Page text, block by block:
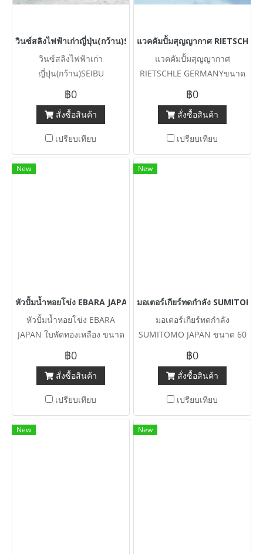
วินซ์สลิงไฟฟ้าเก่าญี่ปุ่น(กว้าน)SEIBU JAPANขนาด 1500 kg ทำไฟใ
วินซ์สลิงไฟฟ้าเก่า
ญี่ปุ่น(กว้าน)SEIBU
JAPANขนาด 1500 kg ทำไฟใช้
380V ให้เรียบร้อย
฿0
สั่งซื้อสินค้า
เปรียบเทียบ
แวคคัมปั้มสุญญากาศ RIETSCHLE
แวคคัมปั้มสุญญากาศ
RIETSCHLE GERMANYขนาด
4 HP ถังพัก 250 Litr 380V เข้า
มา 2 ตัว
฿0
สั่งซื้อสินค้า
เปรียบเทียบ
New
หัวปั้มน้ำหอยโข่ง EBARA JAPAN ใบพัดทองเหลือง ขนาด 8~6” เข้าม
หัวปั้มน้ำหอยโข่ง EBARA
JAPAN ใบพัดทองเหลือง ขนาด
8~6” เข้ามา 3 ตัว (ใช้กับ
60~75 HP)
฿0
สั่งซื้อสินค้า
เปรียบเทียบ
New
มอเตอร์เกียร์ทดกำลัง
มอเตอร์เกียร์ทดกำลัง
SUMITOMO JAPAN ขนาด 60
HP อัตราทด 1 : 43 ( 22 rpm )
380V รุ่นใหญ่งานหนัก Heavy
Deuty
฿0
สั่งซื้อสินค้า
เปรียบเทียบ
New New